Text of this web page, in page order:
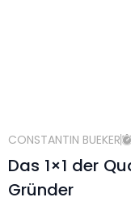
CONSTANTIN BUEKER
Das 1×1 der
Gründer